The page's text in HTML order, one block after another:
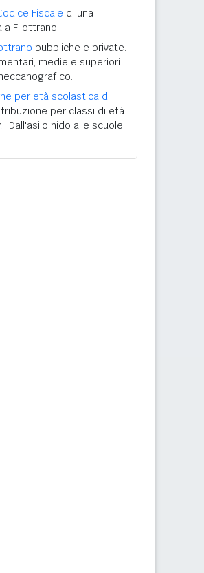
Fiscale di una
a Filottrano.
pubbliche e private.
medie e superiori
per età scolastica di
per classi di età
Dall'asilo nido alle scuole